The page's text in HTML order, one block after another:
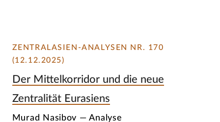
ZENTRALASIEN-ANALYSEN NR. 170
(12.12.2025)
Der Mittelkorridor und die neue
Zentralität Eurasiens
Murad Nasibov — Analyse